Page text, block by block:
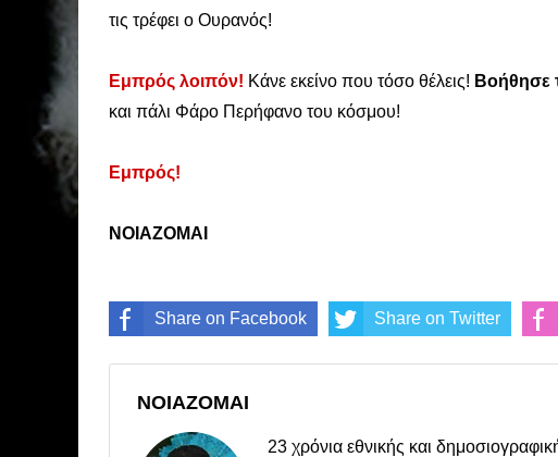
τις τρέφει ο Ουρανός!
Εμπρός λοιπόν! Κάνε εκείνο που τόσο θέλεις! Βοήθησε
και πάλι Φάρο Περήφανο του κόσμου!
Εμπρός!
ΝΟΙΑΖΟΜΑΙ
Share on Facebook Share on Twitter
ΝΟΙΑΖΟΜΑΙ
23 χρόνια εθνικής και